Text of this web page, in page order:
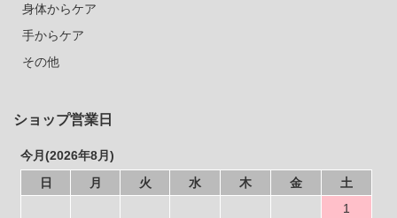
身体からケア
手からケア
その他
ショップ営業日
今月(2026年8月)
日
月 火 水 木 金
土
1